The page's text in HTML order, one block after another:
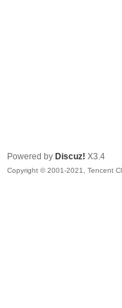
Powered by Discuz! X3.4
Copyright © 2001-2021, Tencent